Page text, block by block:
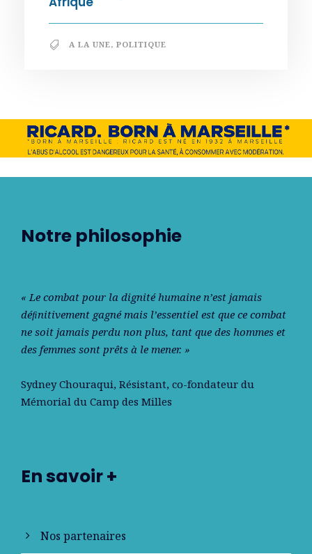
A LA UNE, POLITIQUE
Notre philosophie
« Le combat pour la dignité humaine n’est jamais
déﬁnitivement gagné mais l’essentiel est que ce combat
ne soit jamais perdu non plus, tant que des hommes et
des femmes sont prêts à le mener. »
Sydney Chouraqui, Résistant, co-fondateur du
Mémorial du Camp des Milles
En savoir +
Nos partenaires